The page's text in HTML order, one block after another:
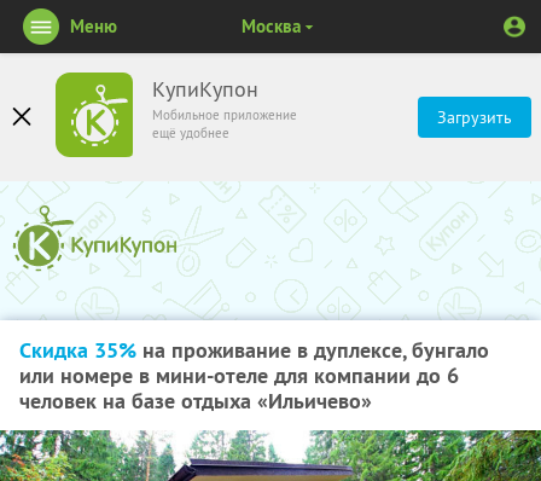
КупиКупон
Мобильное приложение
ещё удобнее
Загрузить
Меню Москва
Скидка 35% на проживание в дуплексе, бунгало
или номере в мини-отеле для компании до 6
человек на базе отдыха «Ильичево»